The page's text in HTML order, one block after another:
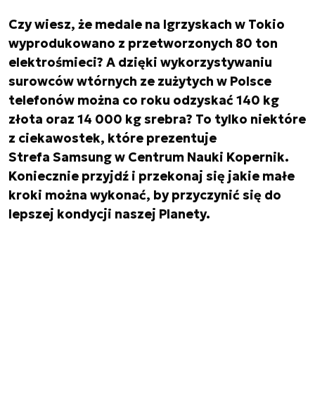
Czy wiesz, że medale na Igrzyskach w Tokio
wyprodukowano z przetworzonych 80 ton
elektrośmieci? A dzięki wykorzystywaniu
surowców wtórnych ze zużytych w Polsce
telefonów można co roku odzyskać 140 kg
złota oraz 14 000 kg srebra? To tylko niektóre
z ciekawostek, które prezentuje
Strefa Samsung w Centrum Nauki Kopernik.
Koniecznie przyjdź i przekonaj się jakie małe
kroki można wykonać, by przyczynić się do
lepszej kondycji naszej Planety.